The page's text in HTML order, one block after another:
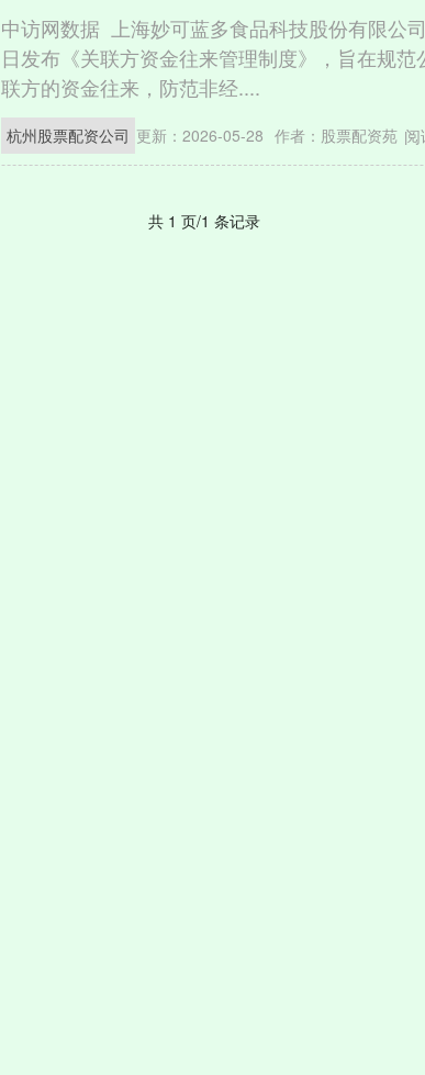
中访网数据 上海妙可蓝多食品科技股份有限公
日发布《关联方资金往来管理制度》，旨在规
联方的资金往来，防范非经....
杭州股票配资公司 更新：2026-05-28 作者：股票配资苑 阅
共 1 页/1 条记录